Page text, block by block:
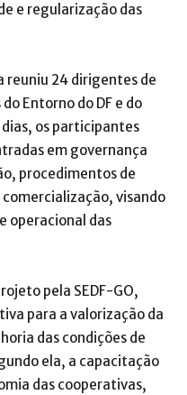
e regularização das
reuniu 24 dirigentes de
Entorno do DF e do
os participantes
em governança
procedimentos de
visando
operacional das
pela SEDF-GO,
para a valorização da
das condições de
ela, a capacitação
das cooperativas,